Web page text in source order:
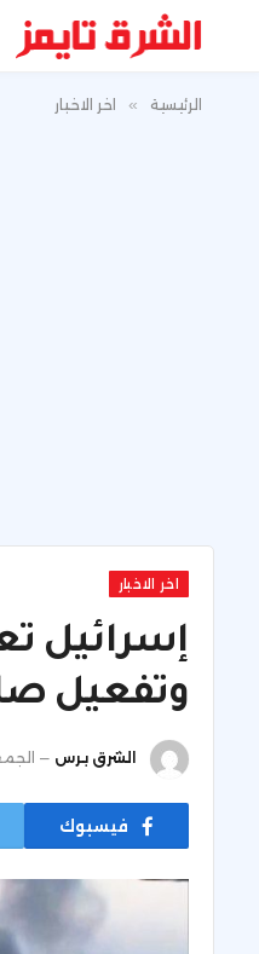
الرئيسية » اخر الاخبار
اخر الاخبار
إسرائيل
وتفعيل
الشرق برس الجمعة 01
فيسبوك